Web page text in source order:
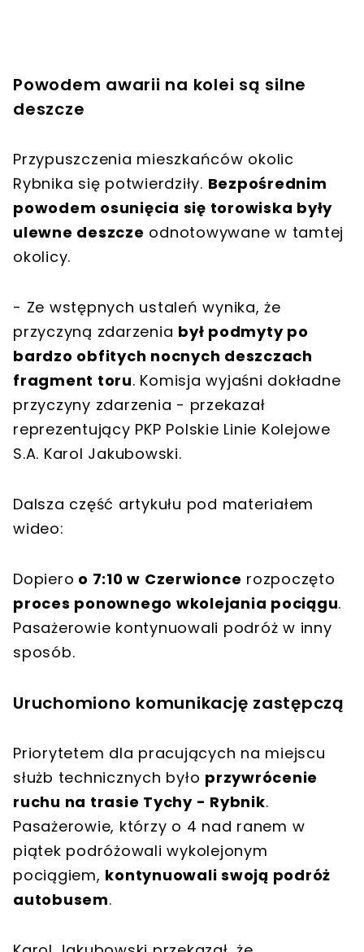
Powodem awarii na kolei są silne
deszcze
Przypuszczenia mieszkańców okolic
Rybnika się potwierdziły. Bezpośrednim
powodem osunięcia się torowiska były
ulewne deszcze odnotowywane w tamtej
okolicy.
- Ze wstępnych ustaleń wynika, że
przyczyną zdarzenia był podmyty po
bardzo obfitych nocnych deszczach
fragment toru. Komisja wyjaśni dokładne
przyczyny zdarzenia - przekazał
reprezentujący PKP Polskie Linie Kolejowe
S.A. Karol Jakubowski.
Dalsza część artykułu pod materiałem
wideo:
Dopiero o 7:10 w Czerwionce rozpoczęto
proces ponownego wkolejania pociągu.
Pasażerowie kontynuowali podróż w inny
sposób.
Uruchomiono komunikację zastępczą
Priorytetem dla pracujących na miejscu
służb technicznych było przywrócenie
ruchu na trasie Tychy - Rybnik.
Pasażerowie, którzy o 4 nad ranem w
piątek podróżowali wykolejonym
pociągiem, kontynuowali swoją podróż
autobusem.